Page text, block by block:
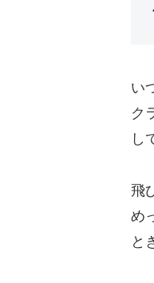
い
ク
し
飛
め
と